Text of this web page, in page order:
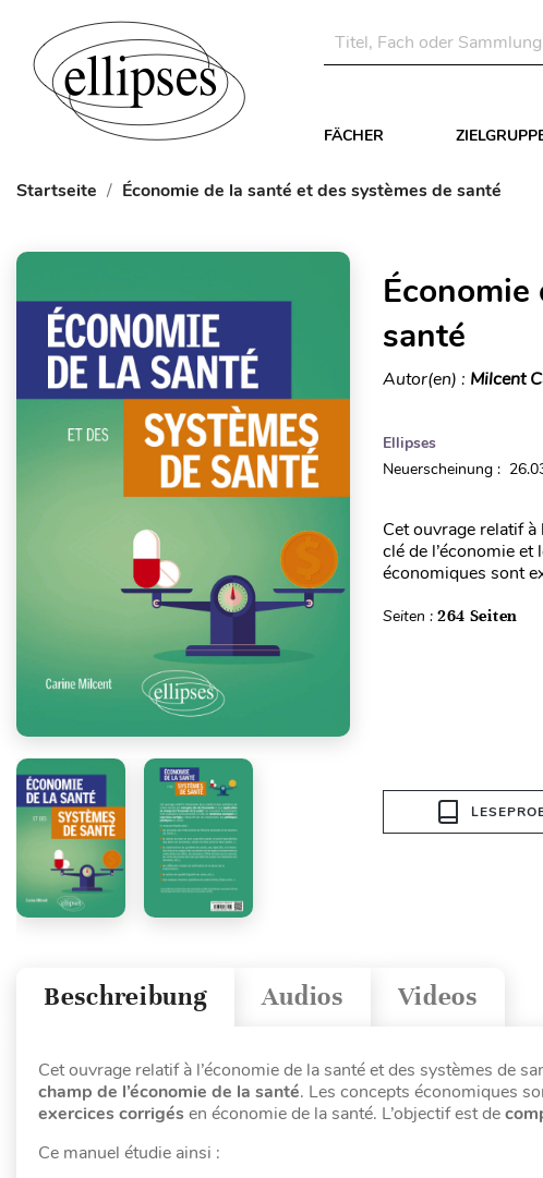
FÄCHER
Startseite Économie de la santé et des systèmes de santé
santé
Autor(en) : Milcent
Ellipses
Neuerscheinung :
Cet ouvrage relatif à
clé de l’économie
économiques sont
Seiten : 264 Seiten
Videos
Audios
Beschreibung
Cet ouvrage relatif à l’économie de la santé et des systèmes de
champ de l’économie de la santé. Les concepts économiques
exercices corrigés en économie de la santé. L’objectif est de
Ce manuel étudie ainsi :